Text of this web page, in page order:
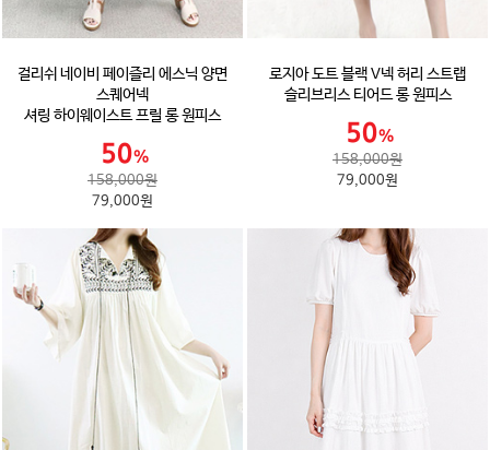
걸리쉬 네이비 페이즐리 에스닉 양면
스퀘어넥
셔링 하이웨이스트 프릴 롱 원피스
158,000원
79,000원
로지아 도트 블랙 V넥 허리 스트랩
슬리브리스 티어드 롱 원피스
158,000원
79,000원